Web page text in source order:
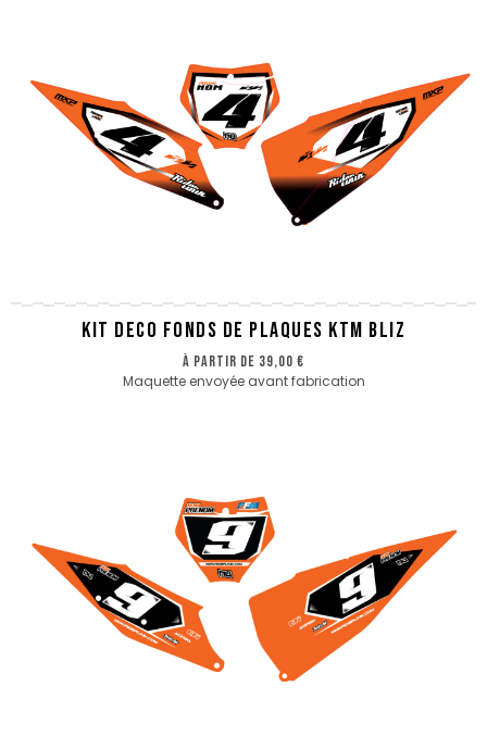
KIT DECO FONDS DE PLAQUES KTM BLIZ
à partir de 39,00 €
Maquette envoyée avant fabrication